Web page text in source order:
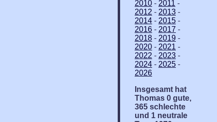
2010 - 2011 -
2012 - 2013 -
2014 - 2015 -
2016 - 2017 -
2018 - 2019 -
2020 - 2021 -
2022 - 2023 -
2024 - 2025 -
2026
Insgesamt hat
Thomas 0 gute,
365 schlechte
und 1 neutrale